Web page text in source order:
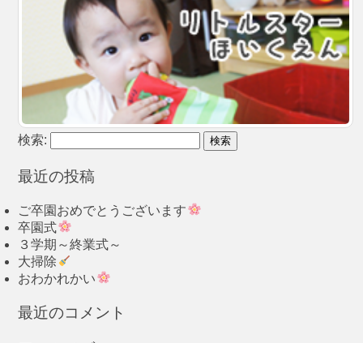
検索:
最近の投稿
ご卒園おめでとうございます
卒園式
３学期～終業式～
大掃除
おわかれかい
最近のコメント